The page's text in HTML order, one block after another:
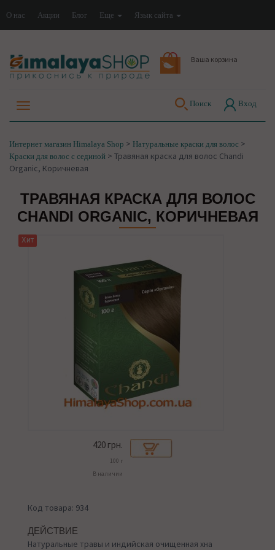
О нас Акции Блог Еще Язык сайта
Ваша корзина
Поиск Вход
Интернет магазин Himalaya Shop > Натуральные краски для волос >
Краски для волос с сединой > Травяная краска для волос Chandi
Organic, Коричневая
ТРАВЯНАЯ КРАСКА ДЛЯ ВОЛОС
CHANDI ORGANIC, КОРИЧНЕВАЯ
Хит
420 грн.
100 г
В наличии
Код товара: 934
ДЕЙСТВИЕ
Натуральные травы и индийская очищенная хна